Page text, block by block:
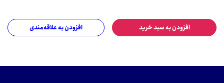
افزودن به سبد خرید افزودن به علاقه‌مندی